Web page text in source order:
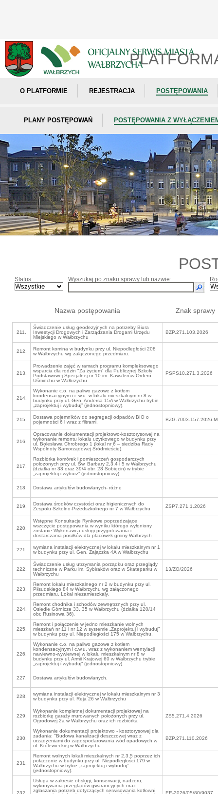
O PLATFORMIE REJESTRACJA POSTĘPOWANIA
PLANY POSTĘPOWAŃ POSTĘPOWANIA Z
Status: Wyszukaj po znaku sprawy lub nazwie:
Nazwa postępowania Znak sprawy
211.
Świadczenie usług geodezyjnych na potrzeby Biura
Inwestycji Drogowych i Zarządzania Drogami Urzędu
Miejskiego w Wałbrzychu
BZP.271.103.2026
212.
Remont komina w budynku przy ul. Niepodległości 208
w Wałbrzychu wg załączonego przedmiaru.
213.
Prowadzenie zajęć w ramach programu kompleksowego
wsparcia dla rodzin "Za życiem" dla Publicznej Szkoły
Podstawowej Specjalnej nr 10 im. Kawalerów Orderu
Uśmiechu w Wałbrzychu
PSPS10.271.3.2026
214.
Wykonanie c.o. na paliwo gazowe z kotłem
kondensacyjnym i c.w.u. w lokalu mieszkalnym nr 8 w
budynku przy ul. Gen. Andersa 15A w Wałbrzychu trybie
„zaprojektuj i wybuduj” (jednostopniowy).
215.
Dostawa pojemników do segregacji odpadów BIO o
pojemności 6 l wraz z filtrami.
216.
Opracowanie dokumentacji projektowo-kosztorysowej na
wykonanie remontu lokalu użytkowego w budynku przy
ul. Bolesława Chrobrego 1 (lokal nr 6 – siedziba Rady
Wspólnoty Samorządowej Śródmieście).
217.
Rozbiórka komórek i pomieszczeń gospodarczych
położonych przy ul. Św. Barbary 2,3,4 i 5 w Wałbrzychu
(działka nr 38 oraz 39/4 obr. 28 Sobięcin) w trybie
„zaprojektuj i wyburz” (jednostopniowy).
218. Dostawa artykułów budowlanych- różne
219.
Dostawa środków czystości oraz higienicznych do
Zespołu Szkolno-Przedszkolnego nr 7 w Wałbrzychu
ZSP7.271.1.2026
220.
Wstępne Konsultacje Rynkowe poprzedzające
wszczęcie postępowania w wyniku którego wyłoniony
zostanie Wykonawca usługi przygotowania i
dostarczania posiłków dla placówek gminy Wałbrzych
221.
wymiana instalacji elektrycznej w lokalu mieszkalnym nr 1
w budynku przy ul. Gen. Zajączka 4A w Wałbrzychu
222.
Świadczenie usług utrzymania porządku oraz przeglądy
techniczne w Parku im. Sybiraków oraz w Skateparku w
Wałbrzychu
13/ZO/2026
223.
Remont lokalu mieszkalnego nr 2 w budynku przy ul.
Piłsudskiego 84 w Wałbrzychu wg załączonego
przedmiaru. Lokal niezamieszkały.
224.
Remont chodnika i schodów zewnętrznych przy ul.
Osiedle Górnicze 33, 35 w Wałbrzychu (działka 120/14
obr. Rusinowa 36).
225.
Remont i połączenie w jedno mieszkanie wolnych
mieszkań nr 11 i nr 12 w systemie „Zaprojektuj i wybuduj”
w budynku przy ul. Niepodległości 175 w Wałbrzychu.
226.
Wykonanie c.o. na paliwo gazowe z kotłem
kondensacyjnym i c.w.u. wraz z wykonaniem wentylacji
nawiewno-wywiewnej w lokalu mieszkalnym nr 8 w
budynku przy ul. Armii Krajowej 60 w Wałbrzychu trybie
„zaprojektuj i wybuduj” (jednostopniowy).
227. Dostawa artykułów budowlanych.
228.
wymiana instalacji elektrycznej w lokalu mieszkalnym nr 3
w budynku przy ul. Reja 26 w Wałbrzychu
229.
Wykonanie kompletnej dokumentacji projektowej na
rozbiórkę garaży murowanych położonych przy ul.
Ogrodowej 2a w Wałbrzychu oraz ich rozbiórka
ZS5.271.4.2026
230.
Wykonanie dokumentacji projektowo - kosztorysowej dla
zadania: "Budowa kanalizacji deszczowej wraz z
urządzeniami do zagospodarowania wód opadowych w
ul. Królewieckiej w Wałbrzychu
BZP.271.110.2026
231.
Remont wolnych lokali mieszkalnych nr 2,3,5 poprzez ich
połączenie w budynku przy ul. Niepodległości 179 w
Wałbrzychu w trybie „zaprojektuj i wybuduj”
(jednostopniowy).
232.
Usługa w zakresie obsługi, konserwacji, nadzoru,
wykonywania przeglądów gwarancyjnych oraz
zgłaszania potrzeb dotyczących serwisowania kotłowni
EE-2026/05/80/9037